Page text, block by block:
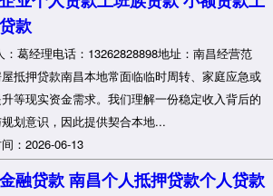
款
：葛经理电话：13262828898地址：南昌经营范
抵押贷款南昌本地常面临临时周转、家庭应急或
等现实资金需求。我们理解一份稳定收入背后的
划意识，因此提供契合本地...
：2026-06-13
融贷款 南昌个人抵押贷款个人贷款